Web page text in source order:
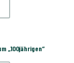
„100jährigen“